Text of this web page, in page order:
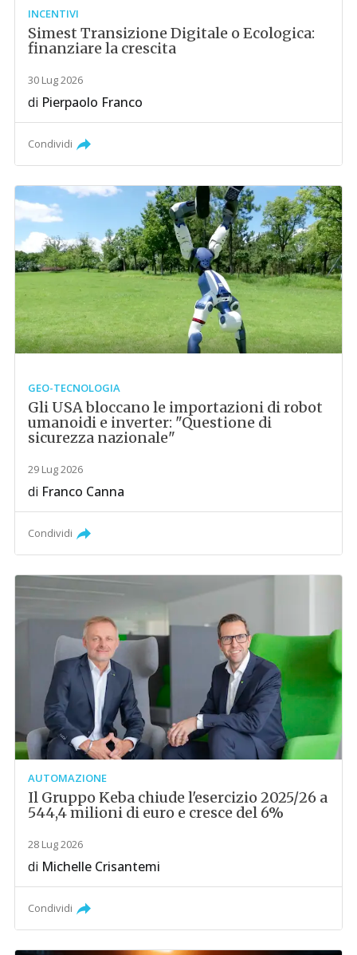
INCENTIVI
Simest Transizione Digitale o Ecologica:
finanziare la crescita
30 Lug 2026
di Pierpaolo Franco
Condividi
GEO-TECNOLOGIA
Gli USA bloccano le importazioni di robot
umanoidi e inverter: "Questione di
sicurezza nazionale"
29 Lug 2026
di Franco Canna
Condividi
AUTOMAZIONE
Il Gruppo Keba chiude l'esercizio 2025/26 a
544,4 milioni di euro e cresce del 6%
28 Lug 2026
di Michelle Crisantemi
Condividi